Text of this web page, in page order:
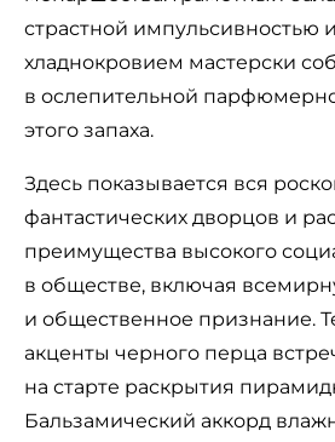
страстной импульсивностью
хладнокровием мастерски
в ослепительной
этого запаха.
Здесь показывается вся
фантастических дворцов и
преимущества высокого
в обществе, включая
и общественное признание.
акценты черного перца
на старте раскрытия
Бальзамический аккорд